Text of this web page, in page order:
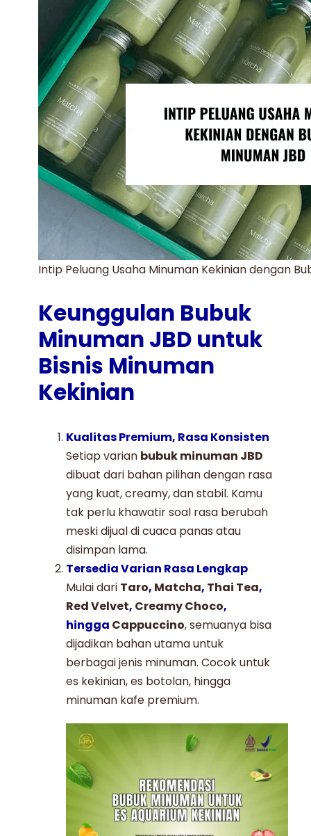
Intip Peluang Usaha Minuman Kekinian dengan
Keunggulan Bubuk
Minuman JBD untuk
Bisnis Minuman
Kekinian
Kualitas Premium, Rasa Konsisten
Setiap varian bubuk minuman JBD
dibuat dari bahan pilihan dengan rasa
yang kuat, creamy, dan stabil. Kamu
tak perlu khawatir soal rasa berubah
meski dijual di cuaca panas atau
disimpan lama.
Tersedia Varian Rasa Lengkap
Mulai dari Taro, Matcha, Thai Tea,
Red Velvet, Creamy Choco,
hingga Cappuccino, semuanya bisa
dijadikan bahan utama untuk
berbagai jenis minuman. Cocok untuk
es kekinian, es botolan, hingga
minuman kafe premium.